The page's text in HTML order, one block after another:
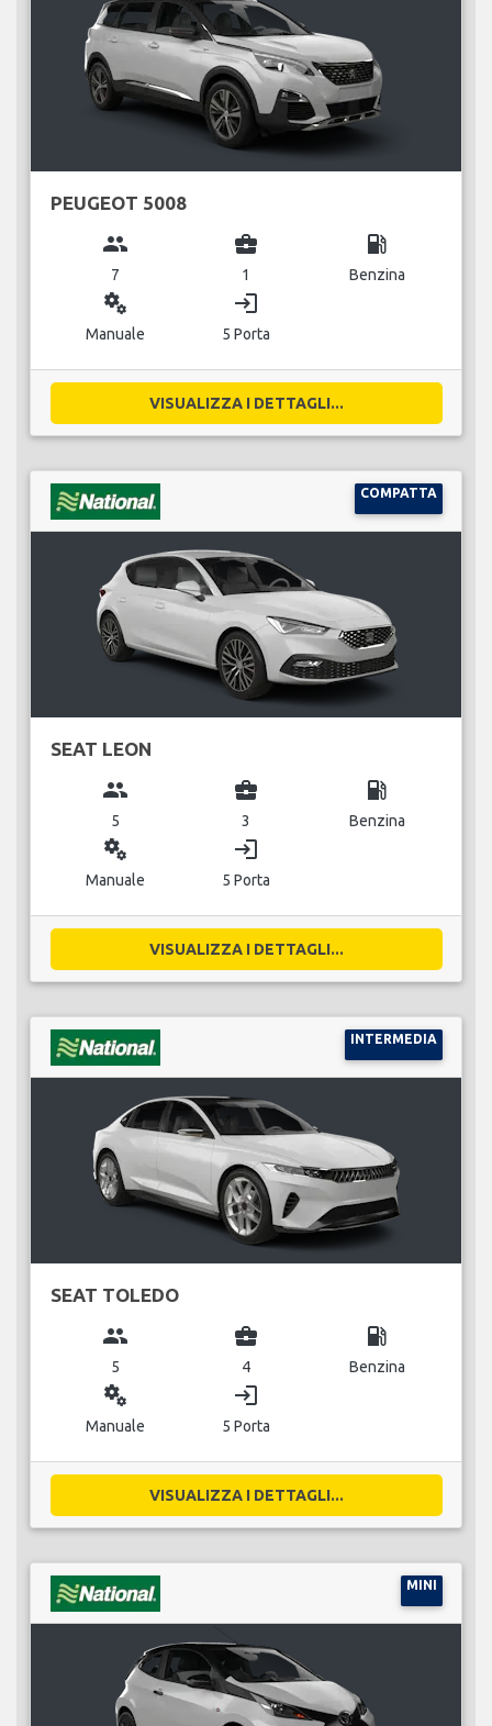
PEUGEOT 5008
group
7
business_center
1
local_gas_station
Benzina
miscellaneous_services
Manuale
login
5 Porta
VISUALIZZA I DETTAGLI...
COMPATTA
SEAT LEON
group
5
business_center
3
local_gas_station
Benzina
miscellaneous_services
Manuale
login
5 Porta
VISUALIZZA I DETTAGLI...
INTERMEDIA
SEAT TOLEDO
group
5
business_center
4
local_gas_station
Benzina
miscellaneous_services
Manuale
login
5 Porta
VISUALIZZA I DETTAGLI...
MINI